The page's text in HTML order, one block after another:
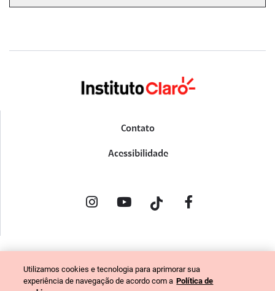
Contato
Acessibilidade
PORTAL DE DENÚNCIAS
CÓDIGO DE ÉTICA (COLABORADORES)
Utilizamos cookies e tecnologia para aprimorar sua
experiência de navegação de acordo com a Política de